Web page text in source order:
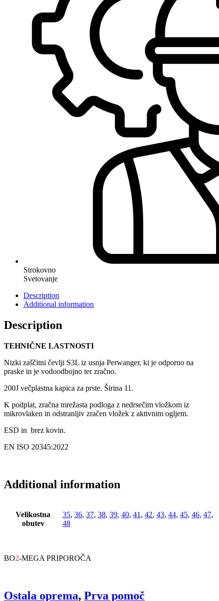
Strokovno
Svetovanje
Description
Additional information
Description
TEHNIČNE LASTNOSTI
Nizki zaščitni čevlji S3L iz usnja Perwanger, ki je odporno na
praske in je vodoodbojno ter zračno.
200J večplastna kapica za prste. Širina 11.
K podplat, zračna mrežasta podloga z nedrsečim vložkom iz
mikrovlaken in odstranljiv zračen vložek z aktivnim ogljem.
ESD in brez kovin.
EN ISO 20345:2022
Additional information
Velikostna
obutev
35, 36, 37, 38, 39, 40, 41 , 42, 43, 44, 45, 46, 47,
48
BO2-MEGA PRIPOROČA
Ostala oprema, Prva pomoč